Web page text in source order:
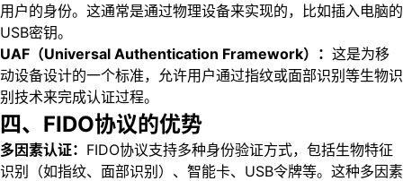
用户的身份。这通常是通过物理设备来实现的，比如插入电脑的
USB密钥。
UAF（Universal Authentication Framework）： 这是为移
动设备设计的一个标准，允许用户通过指纹或面部识别等生物识
别技术来完成认证过程。
四、FIDO协议的优势
多因素认证： FIDO协议支持多种身份验证方式，包括生物特征
识别（如指纹、面部识别）、智能卡、USB令牌等。这种多因素